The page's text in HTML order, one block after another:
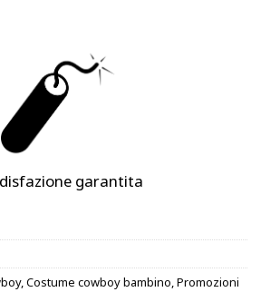
garantita
,Costume cowboy bambino,Promozioni